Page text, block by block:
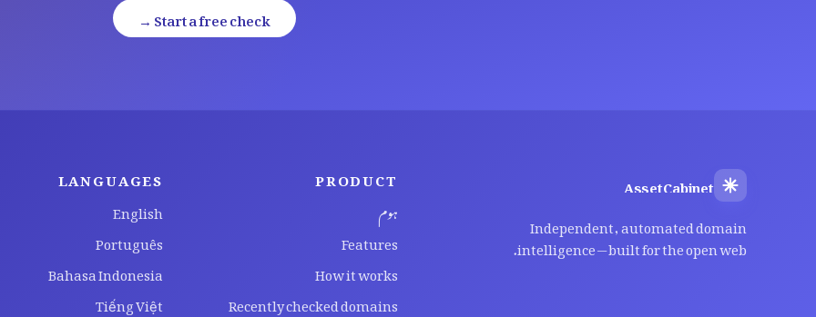
Start a free check →
AssetCabinet
Independent, automated domain
intelligence — built for the open web.
PRODUCT
ہوم
Features
How it works
Recently checked domains
LANGUAGES
English
Português
Bahasa Indonesia
Tiếng Việt